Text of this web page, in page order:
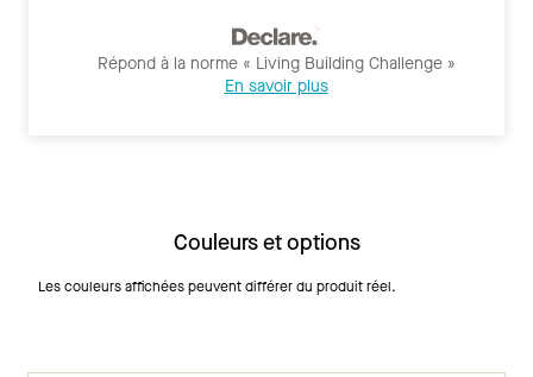
Répond à la norme « Living Building Challenge »
En savoir plus
Couleurs et options
Les couleurs affichées peuvent différer du produit réel.